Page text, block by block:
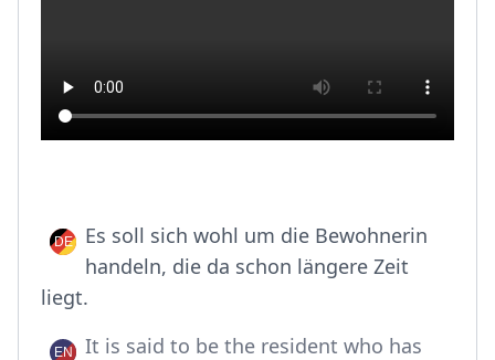
Es soll sich wohl um die Bewohnerin
handeln, die da schon längere Zeit
liegt.
It is said to be the resident who has